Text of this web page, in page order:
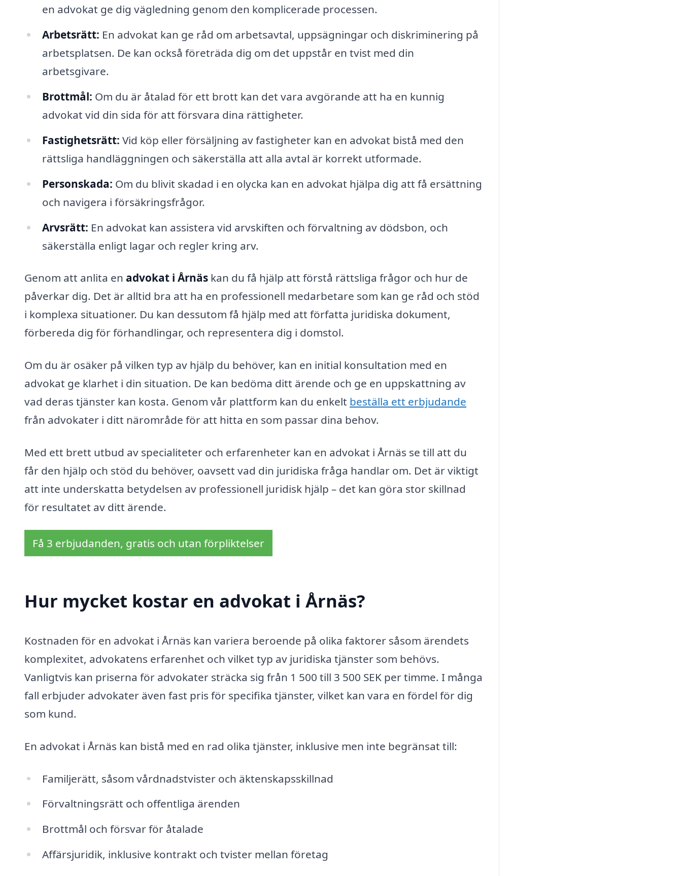
en advokat ge dig vägledning genom den komplicerade processen.
Arbetsrätt: En advokat kan ge råd om arbetsavtal, uppsägningar och diskriminering på
arbetsplatsen. De kan också företräda dig om det uppstår en tvist med din
arbetsgivare.
Brottmål: Om du är åtalad för ett brott kan det vara avgörande att ha en kunnig
advokat vid din sida för att försvara dina rättigheter.
Fastighetsrätt: Vid köp eller försäljning av fastigheter kan en advokat bistå med den
rättsliga handläggningen och säkerställa att alla avtal är korrekt utformade.
Personskada: Om du blivit skadad i en olycka kan en advokat hjälpa dig att få ersättning
och navigera i försäkringsfrågor.
Arvsrätt: En advokat kan assistera vid arvskiften och förvaltning av dödsbon, och
säkerställa enligt lagar och regler kring arv.
Genom att anlita en advokat i Årnäs kan du få hjälp att förstå rättsliga frågor och hur de
påverkar dig. Det är alltid bra att ha en professionell medarbetare som kan ge råd och stöd
i komplexa situationer. Du kan dessutom få hjälp med att författa juridiska dokument,
förbereda dig för förhandlingar, och representera dig i domstol.
Om du är osäker på vilken typ av hjälp du behöver, kan en initial konsultation med en
advokat ge klarhet i din situation. De kan bedöma ditt ärende och ge en uppskattning av
vad deras tjänster kan kosta. Genom vår plattform kan du enkelt beställa ett erbjudande
från advokater i ditt närområde för att hitta en som passar dina behov.
Med ett brett utbud av specialiteter och erfarenheter kan en advokat i Årnäs se till att du
får den hjälp och stöd du behöver, oavsett vad din juridiska fråga handlar om. Det är viktigt
att inte underskatta betydelsen av professionell juridisk hjälp – det kan göra stor skillnad
för resultatet av ditt ärende.
Få 3 erbjudanden, gratis och utan förpliktelser
Hur mycket kostar en advokat i Årnäs?
Kostnaden för en advokat i Årnäs kan variera beroende på olika faktorer såsom ärendets
komplexitet, advokatens erfarenhet och vilket typ av juridiska tjänster som behövs.
Vanligtvis kan priserna för advokater sträcka sig från 1 500 till 3 500 SEK per timme. I många
fall erbjuder advokater även fast pris för specifika tjänster, vilket kan vara en fördel för dig
som kund.
En advokat i Årnäs kan bistå med en rad olika tjänster, inklusive men inte begränsat till:
Familjerätt, såsom vårdnadstvister och äktenskapsskillnad
Förvaltningsrätt och offentliga ärenden
Brottmål och försvar för åtalade
Affärsjuridik, inklusive kontrakt och tvister mellan företag